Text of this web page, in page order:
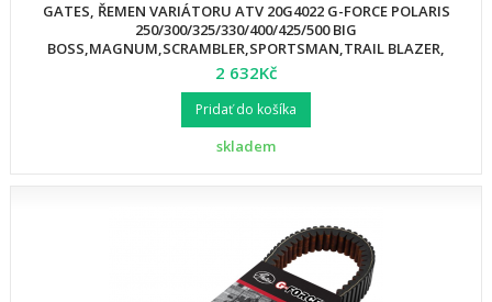
GATES, ŘEMEN VARIÁTORU ATV 20G4022 G-FORCE POLARIS
250/300/325/330/400/425/500 BIG
BOSS,MAGNUM,SCRAMBLER,SPORTSMAN,TRAIL BLAZER,
2 632Kč
Pridať do košíka
skladem